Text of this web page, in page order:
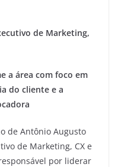
de Marketing,
a área com foco em
do cliente e a
de Antônio Augusto
de Marketing, CX e
por liderar